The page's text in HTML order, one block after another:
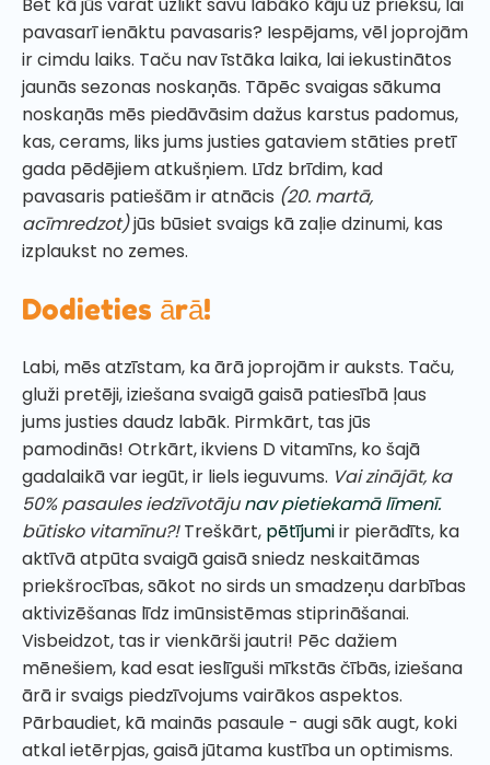
Bet kā jūs varat uzlikt savu labāko kāju uz priekšu, lai
pavasarī ienāktu pavasaris? Iespējams, vēl joprojām
ir cimdu laiks. Taču nav īstāka laika, lai iekustinātos
jaunās sezonas noskaņās. Tāpēc svaigas sākuma
noskaņās mēs piedāvāsim dažus karstus padomus,
kas, cerams, liks jums justies gataviem stāties pretī
gada pēdējiem atkušņiem. Līdz brīdim, kad
pavasaris patiešām ir atnācis (20. martā,
acīmredzot)jūs būsiet svaigs kā zaļie dzinumi, kas
izplaukst no zemes.
Dodieties ārā!
Labi, mēs atzīstam, ka ārā joprojām ir auksts. Taču,
gluži pretēji, iziešana svaigā gaisā patiesībā ļaus
jums justies daudz labāk. Pirmkārt, tas jūs
pamodinās! Otrkārt, ikviens D vitamīns, ko šajā
gadalaikā var iegūt, ir liels ieguvums. Vai zinājāt, ka
50% pasaules iedzīvotājunav pietiekamā līmenī.
būtisko vitamīnu?!Treškārt, pētījumiir pierādīts, ka
aktīvā atpūta svaigā gaisā sniedz neskaitāmas
priekšrocības, sākot no sirds un smadzeņu darbības
aktivizēšanas līdz imūnsistēmas stiprināšanai.
Visbeidzot, tas ir vienkārši jautri! Pēc dažiem
mēnešiem, kad esat ieslīguši mīkstās čībās, iziešana
ārā ir svaigs piedzīvojums vairākos aspektos.
Pārbaudiet, kā mainās pasaule - augi sāk augt, koki
atkal ietērpjas, gaisā jūtama kustība un optimisms.